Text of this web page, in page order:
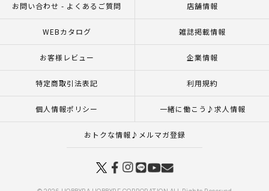
お問い合わせ - よくあるご質問 店舗情報
WEBカタログ 雑誌掲載情報
お客様レビュー 企業情報
特定商取引法表記 利用規約
個人情報ポリシー 一緒に働こう♪求人情報
おトクな情報♪メルマガ登録